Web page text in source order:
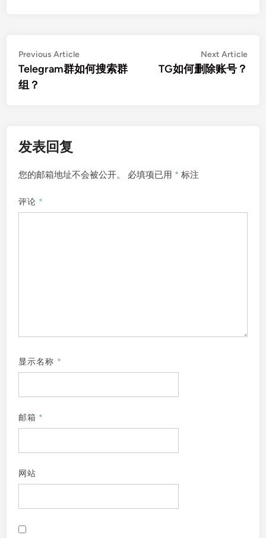
文
章
导
Previous ArticlePrevious
article:
Telegram群如何搜索群
组？
Next Article
TG如何删除账号？
发表回复
您的邮箱地址不会被公开。 必填项已用 * 标注
评论 *
显示名称 *
邮箱 *
网站